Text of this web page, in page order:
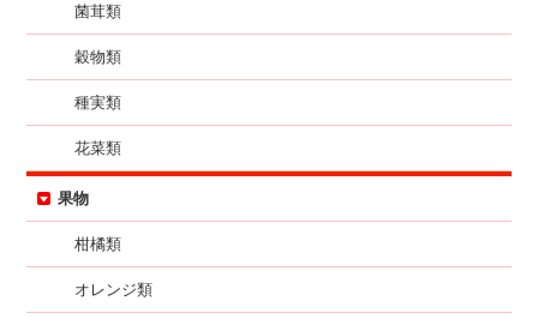
菌茸類
穀物類
種実類
花菜類
果物
柑橘類
オレンジ類